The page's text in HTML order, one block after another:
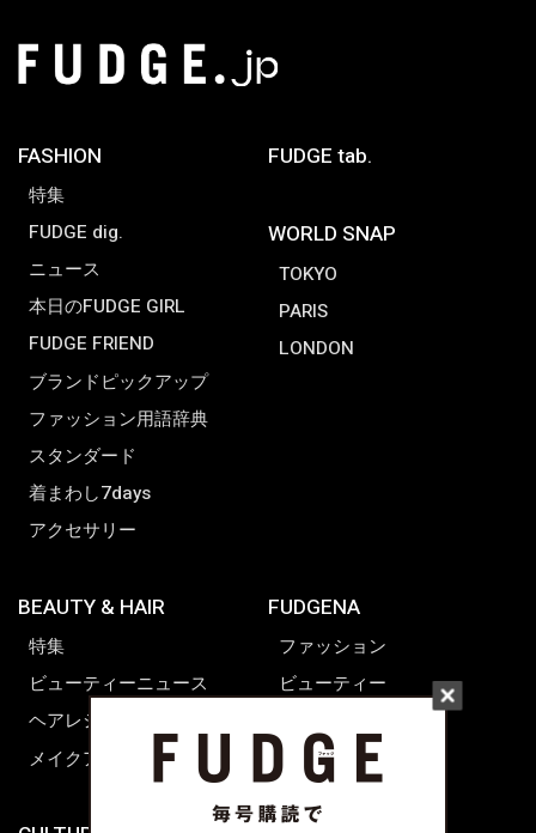
FASHION
特集
FUDGE dig.
ニュース
本日のFUDGE GIRL
FUDGE FRIEND
ブランドピックアップ
ファッション用語辞典
スタンダード
着まわし7days
アクセサリー
FUDGE tab.
WORLD SNAP
TOKYO
PARIS
LONDON
BEAUTY & HAIR
特集
ビューティーニュース
ヘアレシピ ストーリーズ
メイクアップティップス
FUDGENA
ファッション
ビューティー
ライフスタイル